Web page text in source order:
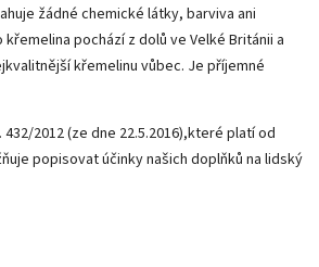
žádné chemické látky, barviva ani
pochází z dolů ve Velké Británii a
křemelinu vůbec. Je příjemné
432/2012 (ze dne 22.5.2016),které platí od
popisovat účinky našich doplňků na lidský